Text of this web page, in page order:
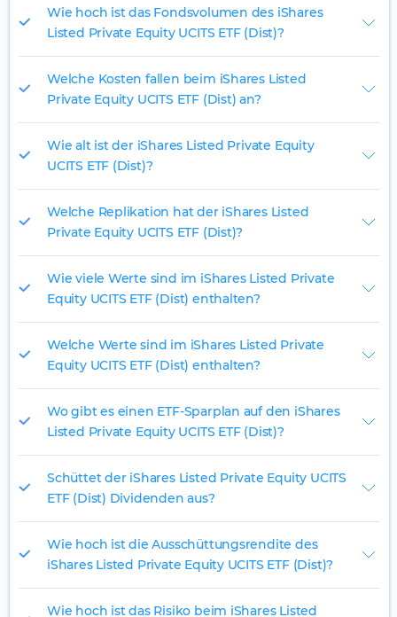
Wie hoch ist das Fondsvolumen des iShares
Listed Private Equity UCITS ETF (Dist)?
Welche Kosten fallen beim iShares Listed
Private Equity UCITS ETF (Dist) an?
Wie alt ist der iShares Listed Private Equity
UCITS ETF (Dist)?
Welche Replikation hat der iShares Listed
Private Equity UCITS ETF (Dist)?
Wie viele Werte sind im iShares Listed Private
Equity UCITS ETF (Dist) enthalten?
Welche Werte sind im iShares Listed Private
Equity UCITS ETF (Dist) enthalten?
Wo gibt es einen ETF-Sparplan auf den iShares
Listed Private Equity UCITS ETF (Dist)?
Schüttet der iShares Listed Private Equity UCITS
ETF (Dist) Dividenden aus?
Wie hoch ist die Ausschüttungsrendite des
iShares Listed Private Equity UCITS ETF (Dist)?
Wie hoch ist das Risiko beim iShares Listed